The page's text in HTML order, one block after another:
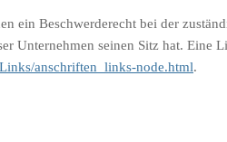
ein Beschwerderecht bei der
Unternehmen seinen Sitz hat.
anschriften_links-node.html.